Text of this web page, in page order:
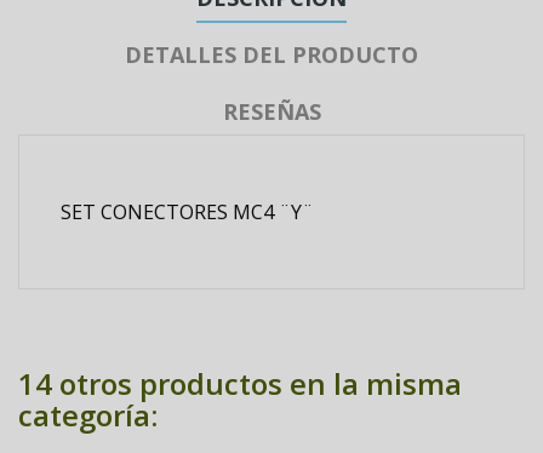
DETALLES DEL PRODUCTO
RESEÑAS
SET CONECTORES MC4 ¨Y¨
14 otros productos en la misma
categoría: